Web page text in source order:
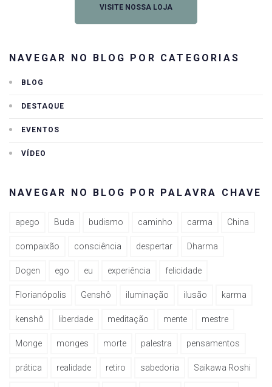
VISITE NOSSA LOJA
NAVEGAR NO BLOG POR CATEGORIAS
BLOG
DESTAQUE
EVENTOS
VÍDEO
NAVEGAR NO BLOG POR PALAVRA CHAVE
apego Buda budismo caminho carma China
compaixão consciência despertar Dharma
Dogen ego eu experiência felicidade
Florianópolis Genshô iluminação ilusão karma
kenshô liberdade meditação mente mestre
Monge monges morte palestra pensamentos
prática realidade retiro sabedoria Saikawa Roshi